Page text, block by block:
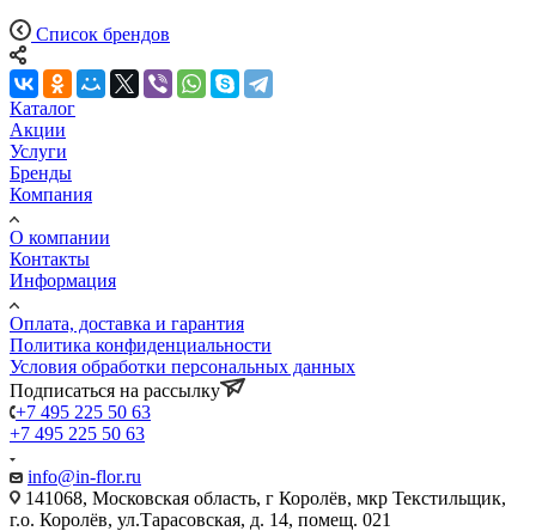
Список брендов
Каталог
Акции
Услуги
Бренды
Компания
О компании
Контакты
Информация
Оплата, доставка и гарантия
Политика конфиденциальности
Условия обработки персональных данных
Подписаться на рассылку
+7 495 225 50 63
+7 495 225 50 63
info@in-flor.ru
141068, Московская область, г Королёв, мкр Текстильщик,
г.о. Королёв, ул.Тарасовская, д. 14, помещ. 021